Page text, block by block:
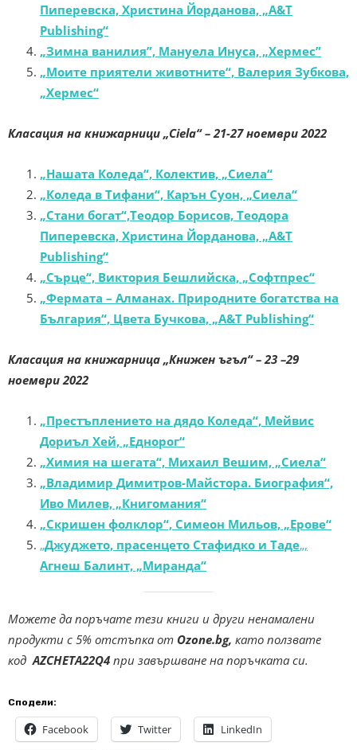
Пиперевска, Христина Йорданова, „A&T
Publishing“
„Зимна ванилия”, Мануела Инуса, „Хермес”
„Моите приятели животните“, Валерия Зубкова,
„Хермес“
Класация на книжарници „Ciela“ – 21-27 ноември 2022
„Нашата Коледа“, Колектив, „Сиела“
„Коледа в Тифани“, Карън Суон, „Сиела“
„Стани богат“,Теодор Борисов, Теодора
Пиперевска, Христина Йорданова, „A&T
Publishing“
„Сърце“, Виктория Бешлийска, „Софтпрес“
„Фермата – Алманах. Природните богатства на
България“, Цвета Бучкова, „A&T Publishing“
Класация на книжарница „Книжен ъгъл“ – 23 –29
ноември 2022
„Престъплението на дядо Коледа“, Мейвис
Дориъл Хей, „Еднорог“
„Химия на шегата“, Михаил Вешим, „Сиела“
„Владимир Димитров-Майстора. Биография“,
Иво Милев, „Книгомания“
„Скришен фолклор“, Симеон Мильов, „Ерове“
„Джуджето, прасенцето Стафидко и Таде„,
Агнеш Балинт, „Миранда“
Можете да поръчате тези книги и други ненамалени
продукти с 5% отстъпка от Ozone.bg, като ползвате
код AZCHETA22Q4 при завършване на поръчката си.
Сподели:
Facebook Twitter LinkedIn